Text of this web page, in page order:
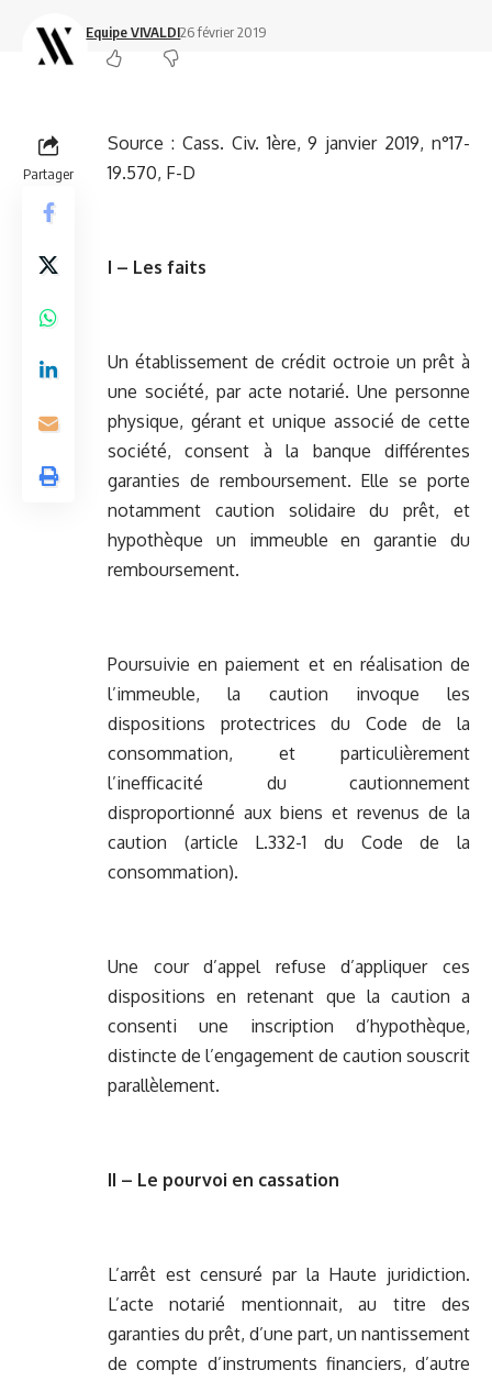
Equipe VIVALDI26 février 2019
Partager
Source : Cass. Civ. 1ère, 9 janvier 2019, n°17-
19.570, F-D
I – Les faits
Un établissement de crédit octroie un prêt à
une société, par acte notarié. Une personne
physique, gérant et unique associé de cette
société, consent à la banque différentes
garanties de remboursement. Elle se porte
notamment caution solidaire du prêt, et
hypothèque un immeuble en garantie du
remboursement.
Poursuivie en paiement et en réalisation de
l’immeuble, la caution invoque les
dispositions protectrices du Code de la
consommation, et particulièrement
l’inefficacité du cautionnement
disproportionné aux biens et revenus de la
caution (article L.332-1 du Code de la
consommation).
Une cour d’appel refuse d’appliquer ces
dispositions en retenant que la caution a
consenti une inscription d’hypothèque,
distincte de l’engagement de caution souscrit
parallèlement.
II – Le pourvoi en cassation
L’arrêt est censuré par la Haute juridiction.
L’acte notarié mentionnait, au titre des
garanties du prêt, d’une part, un nantissement
de compte d’instruments financiers, d’autre